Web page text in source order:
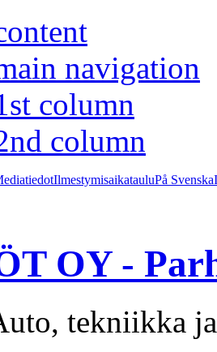
navigation
column
column
IlmestymisaikatauluPå Svenska
OY -
tekniikka